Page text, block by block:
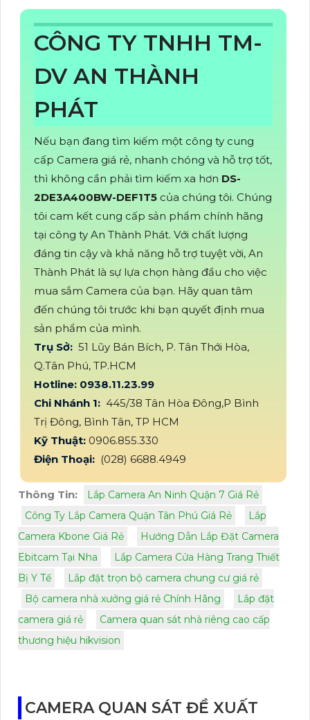
CÔNG TY TNHH TM-
DV AN THÀNH
PHÁT
Nếu bạn đang tìm kiếm một công ty cung
cấp Camera giá rẻ, nhanh chóng và hỗ trợ tốt,
thì không cần phải tìm kiếm xa hơn DS-
2DE3A400BW-DEF1T5 của chúng tôi. Chúng
tôi cam kết cung cấp sản phẩm chính hãng
tại công ty An Thành Phát. Với chất lượng
đáng tin cậy và khả năng hỗ trợ tuyệt vời, An
Thành Phát là sự lựa chọn hàng đầu cho việc
mua sắm Camera của bạn. Hãy quan tâm
đến chúng tôi trước khi bạn quyết định mua
sản phẩm của mình.
Trụ Sở: 51 Lũy Bán Bích, P. Tân Thới Hòa,
Q.Tân Phú, TP.HCM
Hotline: 0938.11.23.99
Chi Nhánh 1: 445/38 Tân Hòa Đông,P Bình
Trị Đông, Bình Tân, TP HCM
Kỹ Thuật: 0906.855.330
Điện Thoại: (028) 6688.4949
Thông Tin:
Lắp Camera An Ninh Quận 7 Giá Rẻ
Công Ty Lắp Camera Quận Tân Phú Giá Rẻ
Lắp
Camera Kbone Giá Rẻ
Hướng Dẫn Lắp Đặt Camera
Ebitcam Tại Nha
Lắp Camera Cửa Hàng Trang Thiết
Bị Y Tế
Lắp đặt trọn bộ camera chung cư giá rẻ
Bộ camera nhà xưởng giá rẻ Chính Hãng
Lắp đặt
camera giá rẻ
Camera quan sát nhà riêng cao cấp
thương hiệu hikvision
CAMERA QUAN SÁT ĐỀ XUẤT